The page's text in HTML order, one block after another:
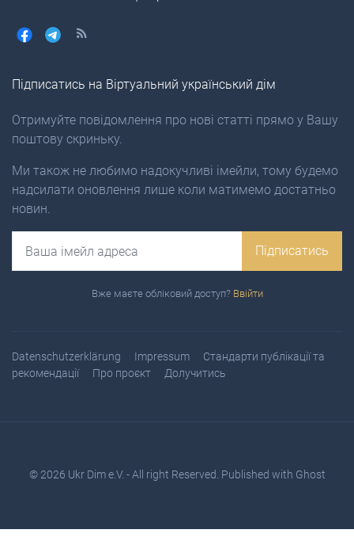
Підписатись на Віртуальний український дім
Отримуйте повідомлення про нові статті прямо у Вашу
поштову скриньку.
Ми також не любимо надокучливі імейли, тому будемо
надсилати оновлення лише коли матимемо достатньо
новин.
Підписатись
Вже маєте обліковий доступ? Ввійти
Datenschutzerklärung Impressum
Стандарти публікації та
рекомендації
Про проєкт Долучитись
© 2026 Ukr Dim e.V. - All right Reserved. Published with Ghost